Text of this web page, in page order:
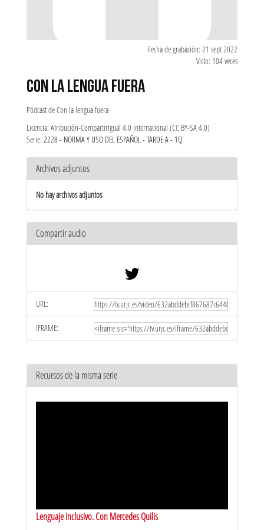
Fecha de grabación: 21 sept 2022
Visto: 104 veces
CON LA LENGUA FUERA
Pódcast de Con la lengua fuera
Licencia: Atribución-CompartirIgual 4.0 Internacional (CC BY-SA 4.0)
Serie: 2228 - NORMA Y USO DEL ESPAÑOL - TARDE A - 1Q
Archivos adjuntos
No hay archivos adjuntos
Compartir audio
URL:
IFRAME:
Recursos de la misma serie
Lenguaje inclusivo. Con Mercedes Quilis